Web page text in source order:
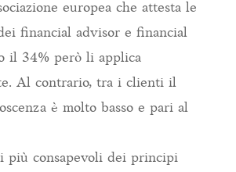
europea che attesta le
financial advisor e financial
il 34% però li applica
Al contrario, tra i clienti il
è molto basso e pari al
più consapevoli dei principi